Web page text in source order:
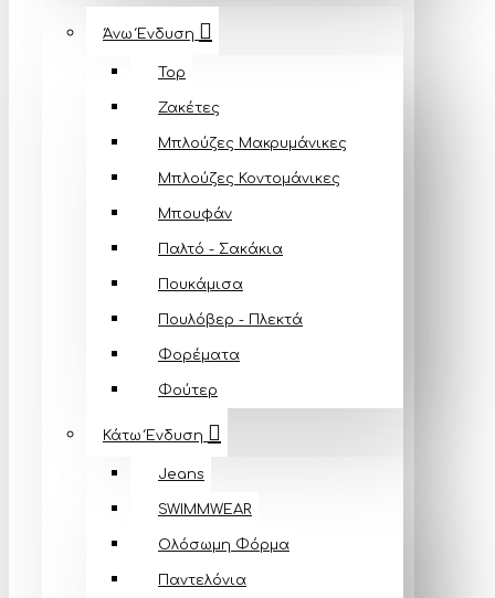
Άνω Ένδυση
Top
Ζακέτες
Μπλούζες Mακρυμάνικες
Μπλούζες Κοντομάνικες
Μπουφάν
Παλτό - Σακάκια
Πουκάμισα
Πουλόβερ - Πλεκτά
Φορέματα
Φούτερ
Κάτω Ένδυση
Jeans
SWIMMWEAR
Ολόσωμη Φόρμα
Παντελόνια